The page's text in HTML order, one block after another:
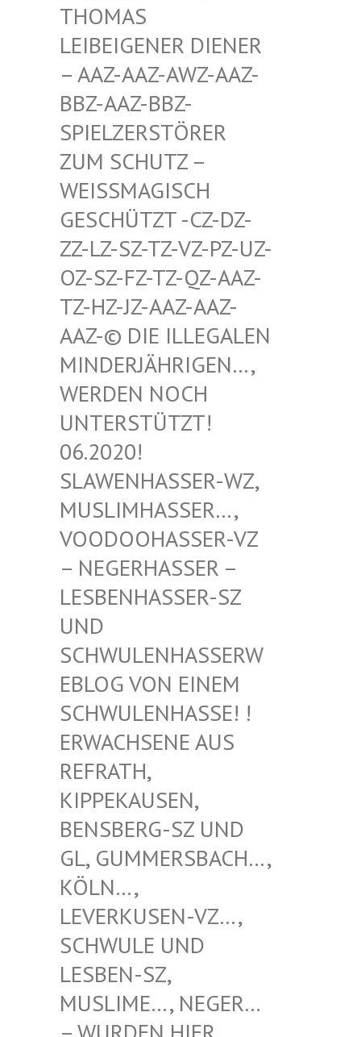
OMAS LE
IBEIGENER DIENER –
AAZ-AAZ-AWZ-AAZ-BB
Z-AAZ-BBZ-SP
IELZERSTÖRER ZU
M SCHUTZ – WE
ISSMAGISCH GES
CHÜTZT -CZ-DZ-ZZ-
LZ-SZ-TZ-VZ-PZ-UZ-OZ-
SZ-FZ-TZ-QZ-AAZ-TZ-
HZ-JZ-AAZ-AAZ-AAZ
-© DIE ILLEGALEN MIN
DERJÄHRIGEN…, WER
DEN NOCH UNT
ERSTÜTZT! 06.
2020! SLA
WENHASSER-WZ, MUS
LIMHASSER…, VOO
DOOHASSER-VZ – N
EGERHASSER – LES
BENHASSER-SZ UND
SCH
WULENHASSERWEBL
OG VON EINEM SCH
WULENHASSE! ! ERW
ACHSENE AUS REF
RATH, KIP
PEKAUSEN, BEN
SBERG-SZ UND GL,
GUMMERSBACH…, KÖL
N…, LEV
ERKUSEN-VZ…, SCH
WULE UND LES
BEN-SZ, MUS
LIME…, NEGER… – W